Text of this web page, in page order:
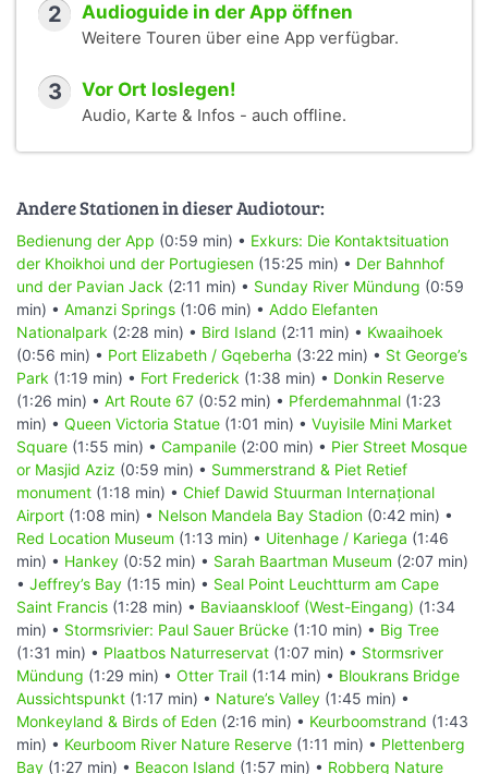
2 Audioguide in der App öffnen
Weitere Touren über eine App verfügbar.
3 Vor Ort loslegen!
Audio, Karte & Infos - auch offline.
Andere Stationen in dieser Audiotour:
Bedienung der App (0:59 min) • Exkurs: Die Kontaktsituation
der Khoikhoi und der Portugiesen (15:25 min) • Der Bahnhof
und der Pavian Jack (2:11 min) • Sunday River Mündung (0:59
min) • Amanzi Springs (1:06 min) • Addo Elefanten
Nationalpark (2:28 min) • Bird Island (2:11 min) • Kwaaihoek
(0:56 min) • Port Elizabeth / Gqeberha (3:22 min) • St George’s
Park (1:19 min) • Fort Frederick (1:38 min) • Donkin Reserve
(1:26 min) • Art Route 67 (0:52 min) • Pferdemahnmal (1:23
min) • Queen Victoria Statue (1:01 min) • Vuyisile Mini Market
Square (1:55 min) • Campanile (2:00 min) • Pier Street Mosque
or Masjid Aziz (0:59 min) • Summerstrand & Piet Retief
monument (1:18 min) • Chief Dawid Stuurman Internațional
Airport (1:08 min) • Nelson Mandela Bay Stadion (0:42 min) •
Red Location Museum (1:13 min) • Uitenhage / Kariega (1:46
min) • Hankey (0:52 min) • Sarah Baartman Museum (2:07 min)
• Jeffrey’s Bay (1:15 min) • Seal Point Leuchtturm am Cape
Saint Francis (1:28 min) • Baviaanskloof (West-Eingang) (1:34
min) • Stormsrivier: Paul Sauer Brücke (1:10 min) • Big Tree
(1:31 min) • Plaatbos Naturreservat (1:07 min) • Stormsriver
Mündung (1:29 min) • Otter Trail (1:14 min) • Bloukrans Bridge
Aussichtspunkt (1:17 min) • Nature’s Valley (1:45 min) •
Monkeyland & Birds of Eden (2:16 min) • Keurboomstrand (1:43
min) • Keurboom River Nature Reserve (1:11 min) • Plettenberg
Bay (1:27 min) • Beacon Island (1:57 min) • Robberg Nature